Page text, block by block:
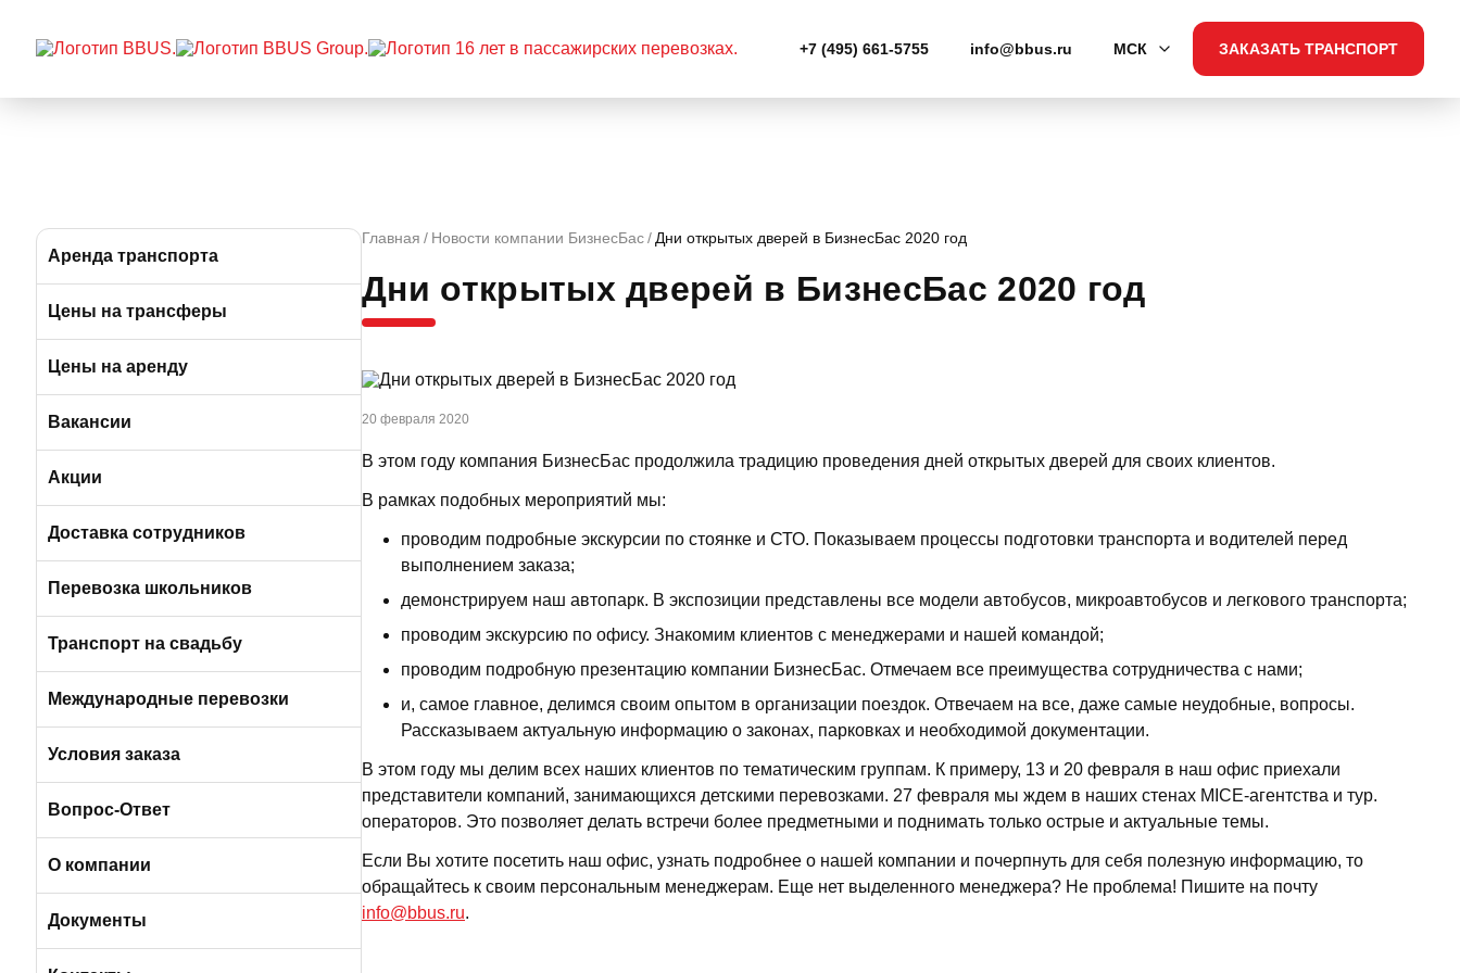
+7 (495) 661-5755 info@bbus.ru МСК ЗАКАЗАТЬ ТРАНСПОРТ
Аренда транспорта
Автобусы (от 39 до 57 мест)
Микроавтобусы (от 9 до 19 мест)
Минивэны (от 5 до 7 мест)
Легковые а/м (от 3 до 4 мест)
Пригородные автобусы
Цены на трансферы
Цены на аренду
Вакансии
Вакансии в Москве
Вакансии в Санкт-Петербурге
Акции
Доставка сотрудников
Автобусами и микроавтобусами
Легковыми авто и минивэнами
Перевозка школьников
Транспорт на свадьбу
Автобусы
Микроавтобусы
Международные перевозки
Условия заказа
Отличия трансфера от аренды
Порядок оплаты услуг
Условия возврата
Вопрос-Ответ
О компании
О компании БизнесБас
Документы
Главная Новости компании БизнесБас Дни открытых дверей в БизнесБас 2020 год
Дни открытых дверей в БизнесБас 2020 год
20 февраля 2020
В этом году компания БизнесБас продолжила традицию проведения дней открытых дверей для своих клиентов.
В рамках подобных мероприятий мы:
проводим подробные экскурсии по стоянке и СТО. Показываем процессы подготовки транспорта и водителей перед
выполнением заказа;
демонстрируем наш автопарк. В экспозиции представлены все модели автобусов, микроавтобусов и легкового транспорта;
проводим экскурсию по офису. Знакомим клиентов с менеджерами и нашей командой;
проводим подробную презентацию компании БизнесБас. Отмечаем все преимущества сотрудничества с нами;
и, самое главное, делимся своим опытом в организации поездок. Отвечаем на все, даже самые неудобные, вопросы.
Рассказываем актуальную информацию о законах, парковках и необходимой документации.
В этом году мы делим всех наших клиентов по тематическим группам. К примеру, 13 и 20 февраля в наш офис приехали
представители компаний, занимающихся детскими перевозками. 27 февраля мы ждем в наших стенах MICE-агентства и тур.
операторов. Это позволяет делать встречи более предметными и поднимать только острые и актуальные темы.
Если Вы хотите посетить наш офис, узнать подробнее о нашей компании и почерпнуть для себя полезную информацию, то
обращайтесь к своим персональным менеджерам. Еще нет выделенного менеджера? Не проблема! Пишите на почту
info@bbus.ru.